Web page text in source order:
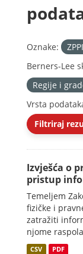
Oznake: ZPPI
Berners-Lee
Regije i
Vrsta
Filtriraj
Izvješća o
pristup
Temeljem
fizičke i
zatražiti
njome
CSV PDF